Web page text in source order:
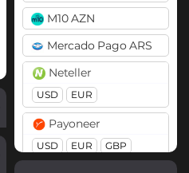
BitTorrent (BTT)
Cardano (ADA)
Chainlink (LINK)
BEP20 ERC20
Compound (COMP)
Cosmos (ATOM)
M10 AZN
Mercado Pago ARS
Neteller
USD EUR
Payoneer
USD EUR GBP